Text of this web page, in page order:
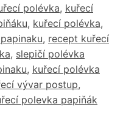
polévka, kuřecí
, kuřecí polévka,
, recept kuřecí
, slepičí polévka
, kuřecí polévka
vývar postup,
polevka papiňák